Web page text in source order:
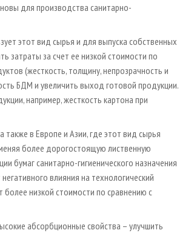
для производства санитарно-
этот вид сырья и для выпуска собственных
затраты за счет ее низкой стоимости по
(жесткость, толщину, непрозрачность и
БДМ и увеличить выход готовой продукции.
например, жесткость картона при
в Европе и Азии, где этот вид сырья
более дорогостоящую лиственную
бумаг санитарно-гигиенического назначения
влияния на технологический
более низкой стоимости по сравнению с
абсорбционные свойства – улучшить